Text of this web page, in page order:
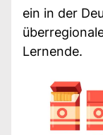
ein in der
Lernende.